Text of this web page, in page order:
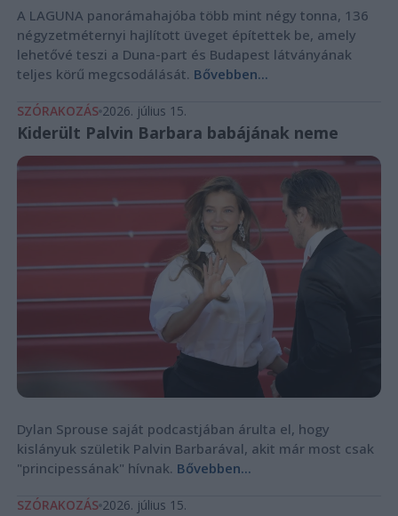
A LAGUNA panorámahajóba több mint négy tonna, 136
négyzetméternyi hajlított üveget építettek be, amely
lehetővé teszi a Duna-part és Budapest látványának
teljes körű megcsodálását. Bővebben...
SZÓRAKOZÁS 2026. július 15.
Kiderült Palvin Barbara babájának neme
Dylan Sprouse saját podcastjában árulta el, hogy
kislányuk születik Palvin Barbarával, akit már most csak
"principessának" hívnak. Bővebben...
SZÓRAKOZÁS 2026. július 15.